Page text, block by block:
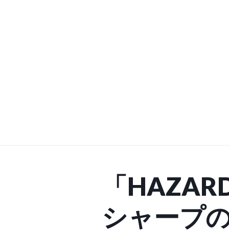
「
シャープ